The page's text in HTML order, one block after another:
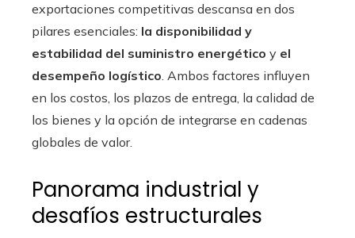
exportaciones competitivas descansa en dos
pilares esenciales: la disponibilidad y
estabilidad del suministro energético y el
desempeño logístico. Ambos factores influyen
en los costos, los plazos de entrega, la calidad de
los bienes y la opción de integrarse en cadenas
globales de valor.
Panorama industrial y
desafíos estructurales